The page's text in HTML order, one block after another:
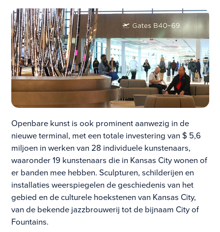
Openbare kunst is ook prominent aanwezig in de
nieuwe terminal, met een totale investering van $ 5,6
miljoen in werken van 28 individuele kunstenaars,
waaronder 19 kunstenaars die in Kansas City wonen of
er banden mee hebben. Sculpturen, schilderijen en
installaties weerspiegelen de geschiedenis van het
gebied en de culturele hoekstenen van Kansas City,
van de bekende jazzbrouwerij tot de bijnaam City of
Fountains.